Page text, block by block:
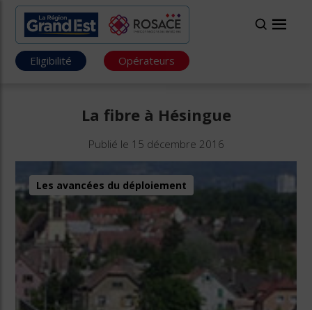
Eligibilité Opérateurs
La fibre à Hésingue
Publié le 15 décembre 2016
Les avancées du déploiement